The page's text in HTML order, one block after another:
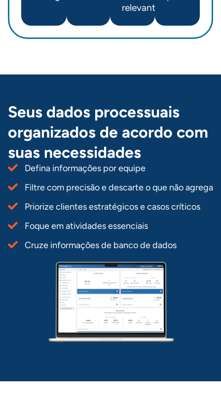
relevantes
Seus dados processuais
organizados de acordo com
suas necessidades
Defina informações por equipe
Filtre com precisão e descarte o que não agrega
Priorize clientes estratégicos e casos críticos
Foque em atividades essenciais
Cruze informações de banco de dados